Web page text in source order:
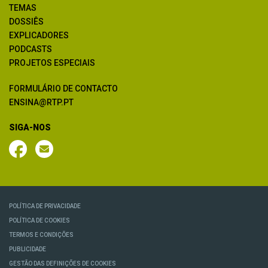
TEMAS
DOSSIÊS
EXPLICADORES
PODCASTS
PROJETOS ESPECIAIS
FORMULÁRIO DE CONTACTO
ENSINA@RTP.PT
SIGA-NOS
POLÍTICA DE PRIVACIDADE
POLÍTICA DE COOKIES
TERMOS E CONDIÇÕES
PUBLICIDADE
GESTÃO DAS DEFINIÇÕES DE COOKIES